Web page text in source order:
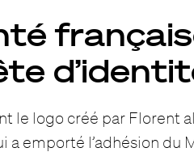
le logo créé par Florent
a emporté l’adhésion